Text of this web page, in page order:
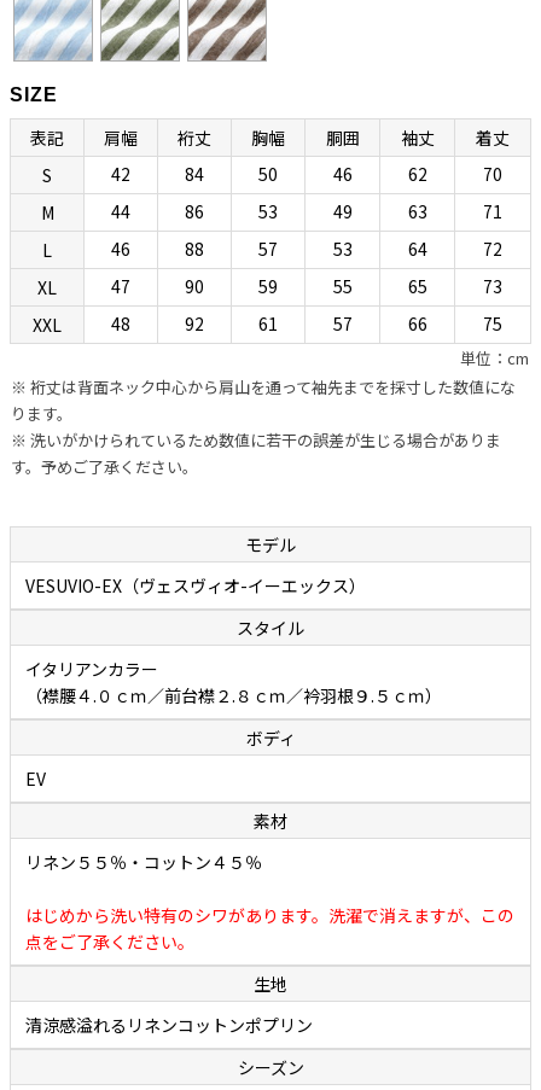
ツですが、エレガントで開放感のある佇まいから、今ではノーネクタ
イ専用シャツとして広く親しまれています。
衿型の特徴としては、イタリアンカラーにしては珍しいホリゾンタル
カラーになっていて、第一ボタンを外すと衿羽根が後方へ流れて美し
く色気のある表情が生み出されます。（前立て上部を含む）衿全体に
上等なフラシ芯を使用することで自然なふくらみを与え、ナポリシャ
ツらしい独特な色気を生み出しているところにボレッリらしさが光り
ます。第一ボタンを外して着るのがセオリーですが、前台襟風のデザ
インになっているのでタイドアップも可能です。ときにはセクシー
に、ときにはきちんと着られる、イタリアンカラーとホリゾンタルカ
“動きやすさ”と“美しさ”と“リラックス感”を合わせ
持つ現代版リラックスボディ
ボディ（フィッティング）は、ボレッリの新基軸「EVボディ」になり
ます。肩まわり、胸まわり、どちらもコンパクトな設計なのですが、
従来のSNボディのようなタイトな作りではなく、多少の遊びが設けら
れています。このためストレスなく着られます。通常は背面ダーツに
よってウエストを絞り、セクシーかつスタイリッシュに見せています
が、こちらのモデルは背面ダーツを取り除きウエストを調整すること
でゆったりとリラックスしたシルエットになっています。アームは上
付きでカマが小さめに設計されているので袖付けまわりに不自然なシ
ワが生まれず、すっきりキレイに見えることもポイントです。熟練し
たシャツ職人の手縫いによるイセ込んだ肩と袖の後付けによって高い
運動性を実現しているあたりに老舗カミチェリアの矜持が感じられま
す。“動きやすさ”と“美しさ”、そしてほどよい“リラックス感”を合わ
涼しげな風合いでやさしい肌触りの「リネンコットン
ポプリン」
厳選されたリネンとコットンの二者混素材を原料にした細番手糸を負
SIZE
表記 肩幅 裄丈 胸幅 胴囲 袖丈
着丈
S
42 84 50 46 62
70
M
44 86 53 49 63
71
L
46 88 57 53 64
72
XL
47 90 59 55 65
73
XXL
48 92 61 57 66 75
単位：cm
※ 裄丈は背面ネック中心から肩山を通って袖先までを採寸した数値にな
ります。
※ 洗いがかけられているため数値に若干の誤差が生じる場合がありま
す。予めご了承ください。
モデル
VESUVIO-EX（ヴェスヴィオ-イーエックス）
スタイル
イタリアンカラー
（襟腰４.０ｃｍ／前台襟２.８ｃｍ／衿羽根９.５ｃｍ）
ボディ
EV
素材
リネン５５％・コットン４５％
はじめから洗い特有のシワがあります。洗濯で消えますが、この
点をご了承ください。
生地
清涼感溢れるリネンコットンポプリン
シーズン